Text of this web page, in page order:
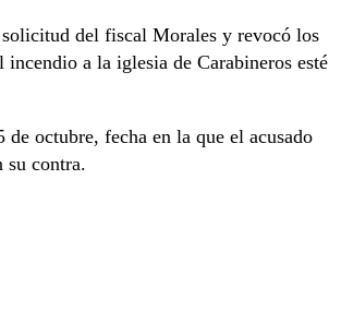
solicitud del fiscal Morales y revocó los
a la iglesia de Carabineros esté
octubre, fecha en la que el acusado
su contra.